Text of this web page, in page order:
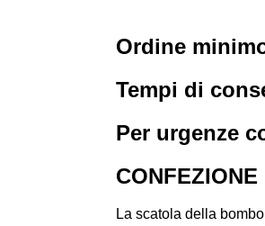
Ordine
Tempi di
Per urgenze
CONFEZIONE
La scatola della